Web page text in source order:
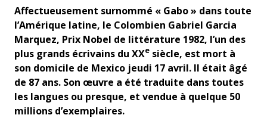
Affectueusement surnommé « Gabo » dans toute
l’Amérique latine, le Colombien Gabriel Garcia
Marquez, Prix Nobel de littérature 1982, l’un des
plus grands écrivains du XXe siècle, est mort à
son domicile de Mexico jeudi 17 avril. Il était âgé
de 87 ans. Son œuvre a été traduite dans toutes
les langues ou presque, et vendue à quelque 50
millions d’exemplaires.